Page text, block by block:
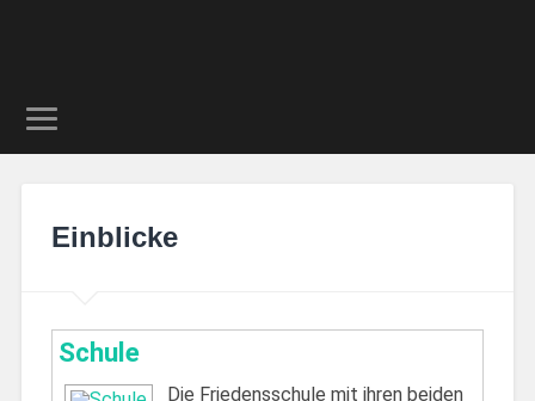
Einblicke
Schule
Die Friedensschule mit ihren beiden